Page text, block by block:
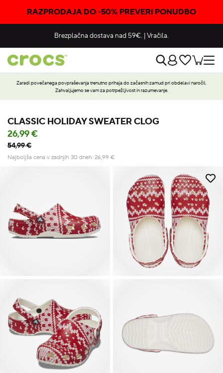
RAZPRODAJA DO -50% PREVERI PONUDBO
Brezplačna dostava nad 59€. |Vračila.
Zaradi povečanega povpraševanja trenutno prihaja do začasnih zamud pri obdelavi naročil.
Zahvaljujemo se vam za potrpežljivost in razumevanje.
CLASSIC HOLIDAY SWEATER CLOG
26,99 €
54,99 €
Najboljša cena v zadnjih 30 dneh: 26,99 €